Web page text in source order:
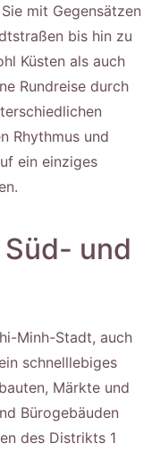
mit Gegensätzen
bis hin zu
Küsten als auch
Rundreise durch
Rhythmus und
ein einziges
Süd- und
Minh-Stadt, auch
schnelllebiges
Märkte und
Bürogebäuden
des Distrikts 1